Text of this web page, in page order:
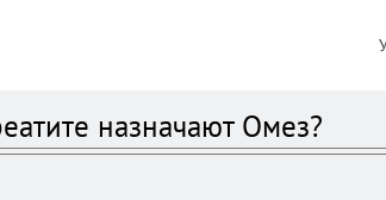
назначают Омез?